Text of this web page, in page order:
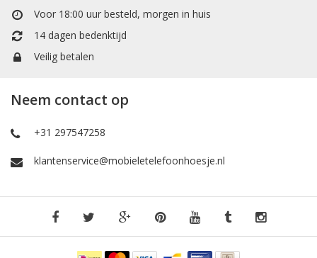
Voor 18:00 uur besteld, morgen in huis
14 dagen bedenktijd
Veilig betalen
Neem contact op
+31 297547258
klantenservice@mobieletelefoonhoesje.nl